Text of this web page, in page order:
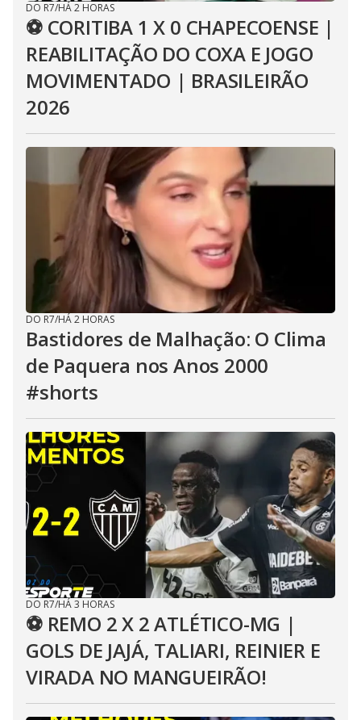
DO R7/HÁ 2 HORAS
⚽ CORITIBA 1 X 0 CHAPECOENSE |
REABILITAÇÃO DO COXA E JOGO
MOVIMENTADO | BRASILEIRÃO
2026
DO R7/HÁ 2 HORAS
Bastidores de Malhação: O Clima
de Paquera nos Anos 2000
#shorts
DO R7/HÁ 3 HORAS
⚽ REMO 2 X 2 ATLÉTICO-MG |
GOLS DE JAJÁ, TALIARI, REINIER E
VIRADA NO MANGUEIRÃO!